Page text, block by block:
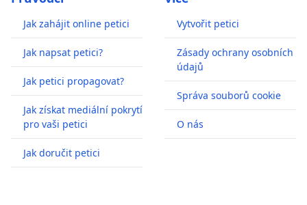
Jak zahájit online petici
Jak napsat petici?
Jak petici propagovat?
Jak získat mediální pokrytí
pro vaši petici
Jak doručit petici
Vytvořit petici
Zásady ochrany osobních
údajů
Správa souborů cookie
O nás